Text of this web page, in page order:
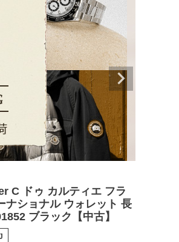
C ドゥ カルティエ フラ
ナショナル ウォレット 長
ブラック【中古】